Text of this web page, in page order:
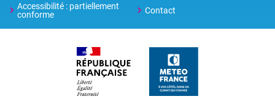
Accessibilité : partiellement
conforme
Contact